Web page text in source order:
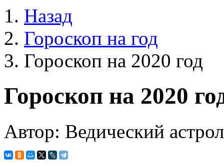
Назад
Гороскоп на год
Гороскоп на 2020 год
Гороскоп на 2020
Автор: Ведический